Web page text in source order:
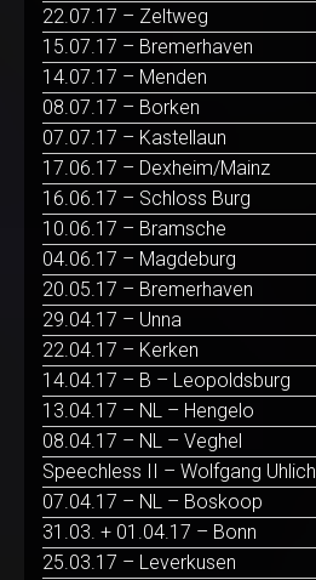
22.07.17 – Zeltweg
15.07.17 – Bremerhaven
14.07.17 – Menden
08.07.17 – Borken
07.07.17 – Kastellaun
17.06.17 – Dexheim/Mainz
16.06.17 – Schloss Burg
10.06.17 – Bramsche
04.06.17 – Magdeburg
20.05.17 – Bremerhaven
29.04.17 – Unna
22.04.17 – Kerken
14.04.17 – B – Leopoldsburg
13.04.17 – NL – Hengelo
08.04.17 – NL – Veghel
Speechless II – Wolfgang Uhlich
07.04.17 – NL – Boskoop
31.03. + 01.04.17 – Bonn
25.03.17 – Leverkusen